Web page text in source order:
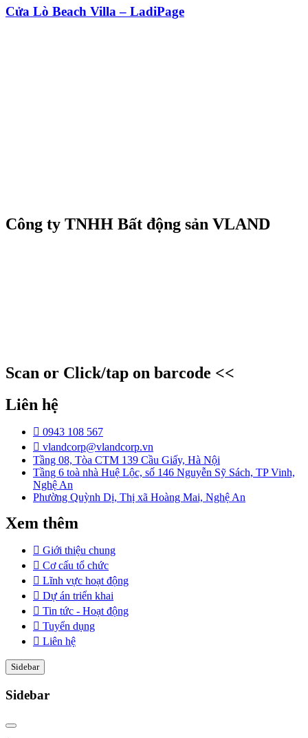
Cửa Lò Beach Villa – LadiPage
Công ty TNHH Bất động sản VLAND
Scan or Click/tap on barcode <<
Liên hệ
0943 108 567
vlandcorp@vlandcorp.vn
Tầng 08, Tòa CTM 139 Cầu Giấy, Hà Nội
Tầng 6 toà nhà Huệ Lộc, số 146 Nguyễn Sỹ Sách, TP Vinh,
Nghệ An
Phường Quỳnh Dị, Thị xã Hoàng Mai, Nghệ An
Xem thêm
Giới thiệu chung
Cơ cấu tổ chức
Lĩnh vực hoạt động
Dự án triển khai
Tin tức - Hoạt động
Tuyển dụng
Liên hệ
Sidebar
Sidebar